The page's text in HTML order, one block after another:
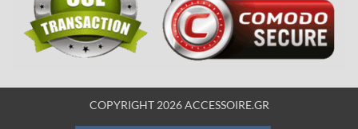
COPYRIGHT 2026 ACCESSOIRE.GR